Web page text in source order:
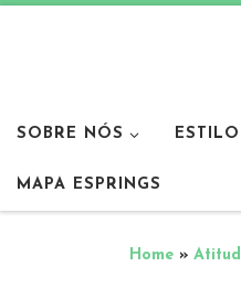
SOBRE NÓS
MAPA ESPRINGS
Home »